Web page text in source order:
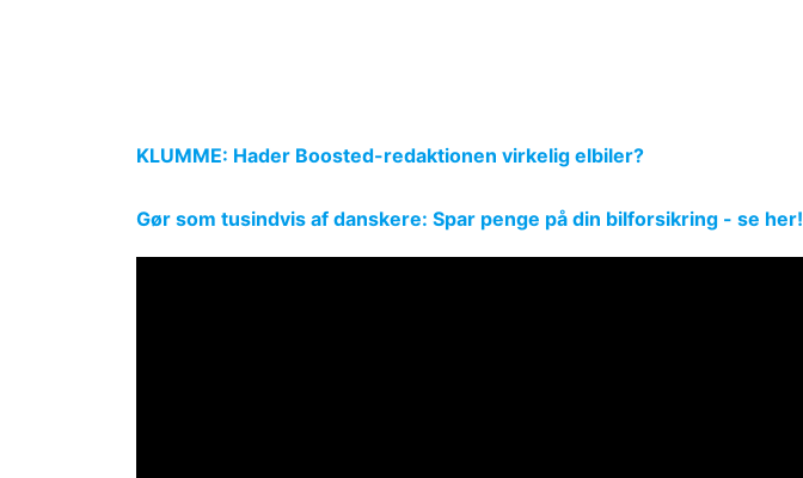
KLUMME: Hader Boosted-redaktionen virkelig elbiler?
Gør som tusindvis af danskere: Spar penge på din bilforsikring - se her!